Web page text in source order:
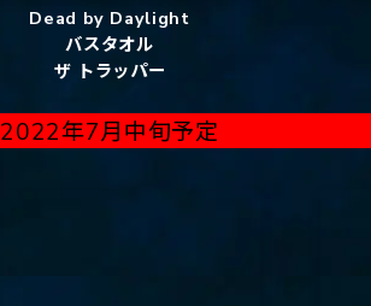
Dead by Daylight
バスタオル
ザ トラッパー
2022年7月中旬予定